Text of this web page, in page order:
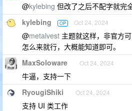
@kylebing 但改了之后不配字就完
kylebing OP Oct 24, 2024
@metalvest 主题就这样，非官方
怎么来就行，大概能知道即可。
MaxSoloware Oct 24, 2024
牛逼，支持一下
RyougiShiki Oct 24, 2024
支持 UI 类工作